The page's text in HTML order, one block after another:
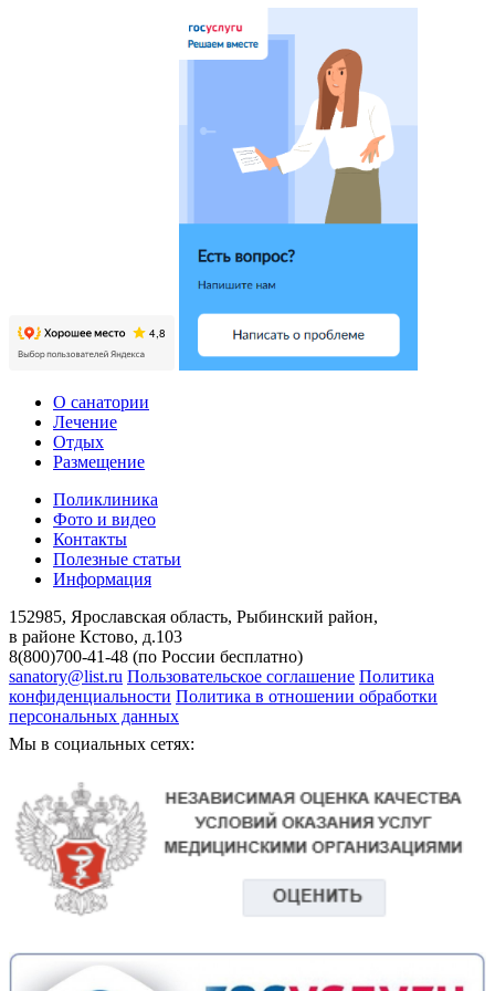
О санатории
Лечение
Отдых
Размещение
Поликлиника
Фото и видео
Контакты
Полезные статьи
Информация
152985, Ярославская область, Рыбинский район,
в районе Кстово, д.103
8(800)700-41-48 (по России бесплатно)
sanatory@list.ru Пользовательское соглашение Политика
конфиденциальности Политика в отношении обработки
персональных данных
Мы в социальных сетях: